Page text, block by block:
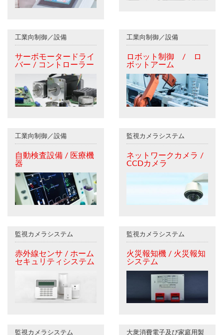
工業向制御／設備
サーボモータードライ
バー / コントローラー
工業向制御／設備
ロボット制御 / ロ
ボットアーム
工業向制御／設備
自動検査設備 / 医療機
器
監視カメラシステム
ネットワークカメラ /
CCDカメラ
監視カメラシステム
赤外線センサ / ホーム
セキュリティシステム
監視カメラシステム
火災報知機 / 火災報知
システム
監視カメラシステム 大衆消費電子及び家庭用製